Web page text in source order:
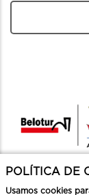
POLÍTICA DE
Usamos cookies